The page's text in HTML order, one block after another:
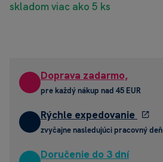
skladom viac ako 5 ks
Doprava zadarmo,
pre každý nákup nad 45 EUR
Rýchle expedovanie
zvyčajne nasledujúci pracovný deň
Doručenie do 3 dní